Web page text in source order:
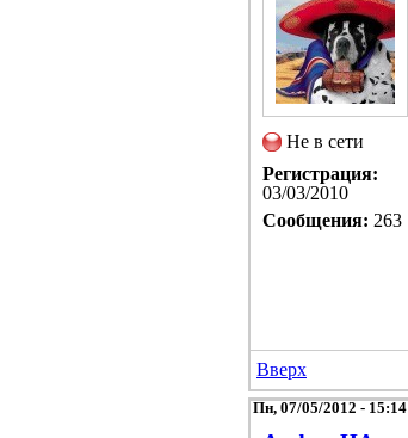
Не в сети
Регистрация:
03/03/2010
Сообщения: 263
Вверх
Пн, 07/05/2012 - 15:14